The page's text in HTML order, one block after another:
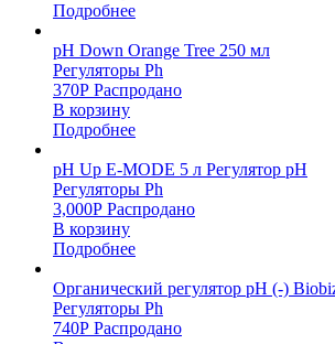
Подробнее
pH Down Orange Tree 250 мл
Регуляторы Ph
370Р Распродано
В корзину
Подробнее
pH Up E-MODE 5 л Регулятор pH
Регуляторы Ph
3,000Р Распродано
В корзину
Подробнее
Органический регулятор pH (-)
Регуляторы Ph
740Р Распродано